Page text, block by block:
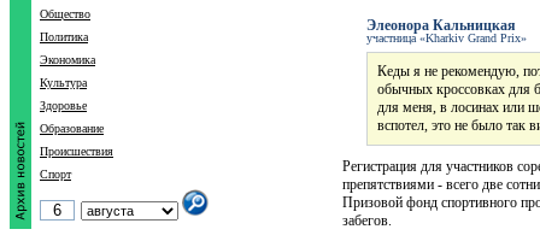
Элеонора Кальницкая
участница «Kharkiv Grand Prix»
Кеды я не рекомендую,
обычных кроссовках для
для меня, в лосинах или
вспотел, это не было так
Регистрация для участников
препятствиями - всего две
Призовой фонд спортивного
забегов.
Общество
Политика
Экономика
Культура
Здоровье
Образование
Происшествия
Спорт